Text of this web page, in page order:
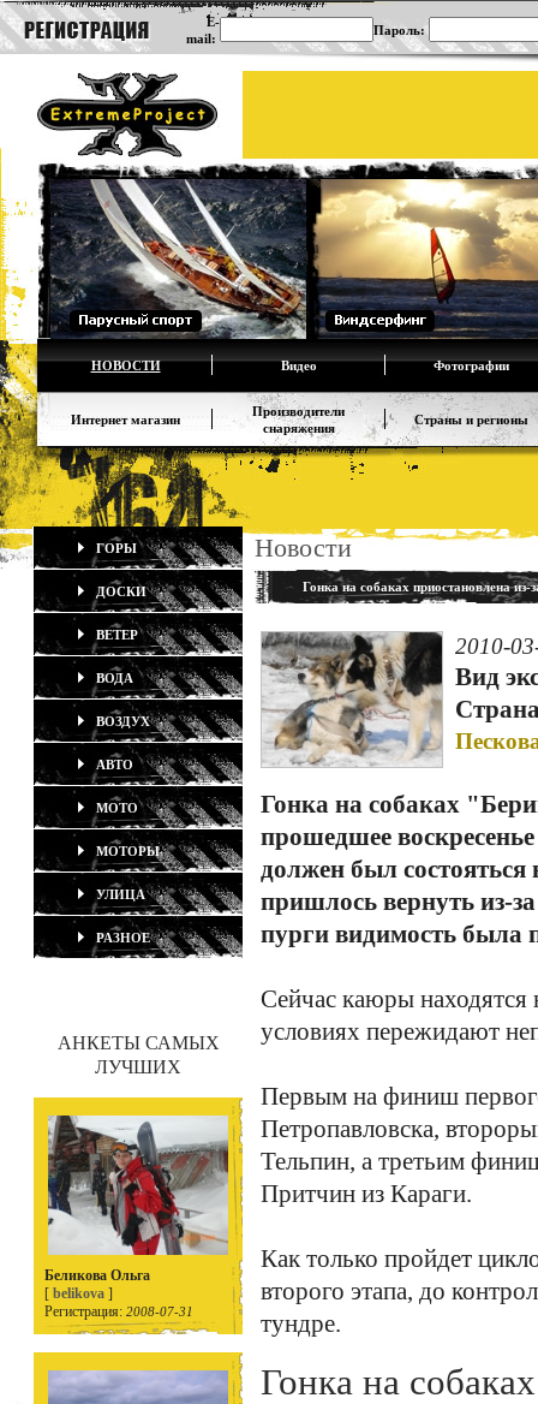
E-
mail:
Пароль:
НОВОСТИ Видео Фотографии
Интернет магазин
Производители
снаряжения
Страны и регионы
ГОРЫ
ДОСКИ
ВЕТЕР
ВОДА
ВОЗДУХ
АВТО
МОТО
МОТОРЫ
УЛИЦА
РАЗНОЕ
АНКЕТЫ САМЫХ
ЛУЧШИХ
Беликова Ольга
[ belikova ]
Регистрация: 2008-07-31
Новости
Гонка на собаках приостановлена из-
2010-
Вид
Гонка на собаках
прошедшее
должен был состояться
пришлось вернуть из-
пурги видимость была
Сейчас каюры находятся
условиях пережидают
Первым на финиш
Петропавловска,
Тельпин, а третьим
Притчин из Караги.
Как только пройдет
второго этапа, до
тундре.
Гонка на